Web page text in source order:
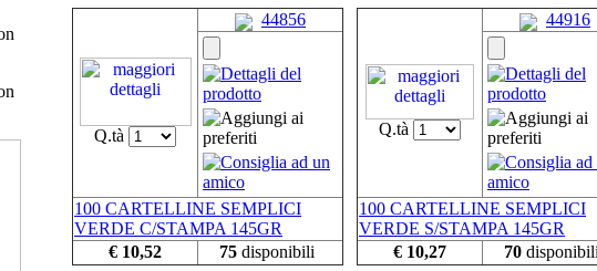
Q.tà
44856
100 CARTELLINE SEMPLICI
VERDE C/STAMPA 145GR
€ 10,52
75 disponibili
Q.tà
44916
100 CARTELLINE SEMPLICI
VERDE S/STAMPA 145GR
€ 10,27
70